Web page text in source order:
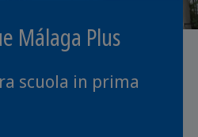
Málaga Plus
scuola in prima